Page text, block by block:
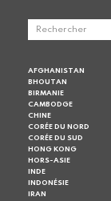
AFGHANISTAN
BHOUTAN
BIRMANIE
CAMBODGE
CHINE
CORÉE DU NORD
CORÉE DU SUD
HONG KONG
HORS-ASIE
INDE
INDONÉSIE
IRAN